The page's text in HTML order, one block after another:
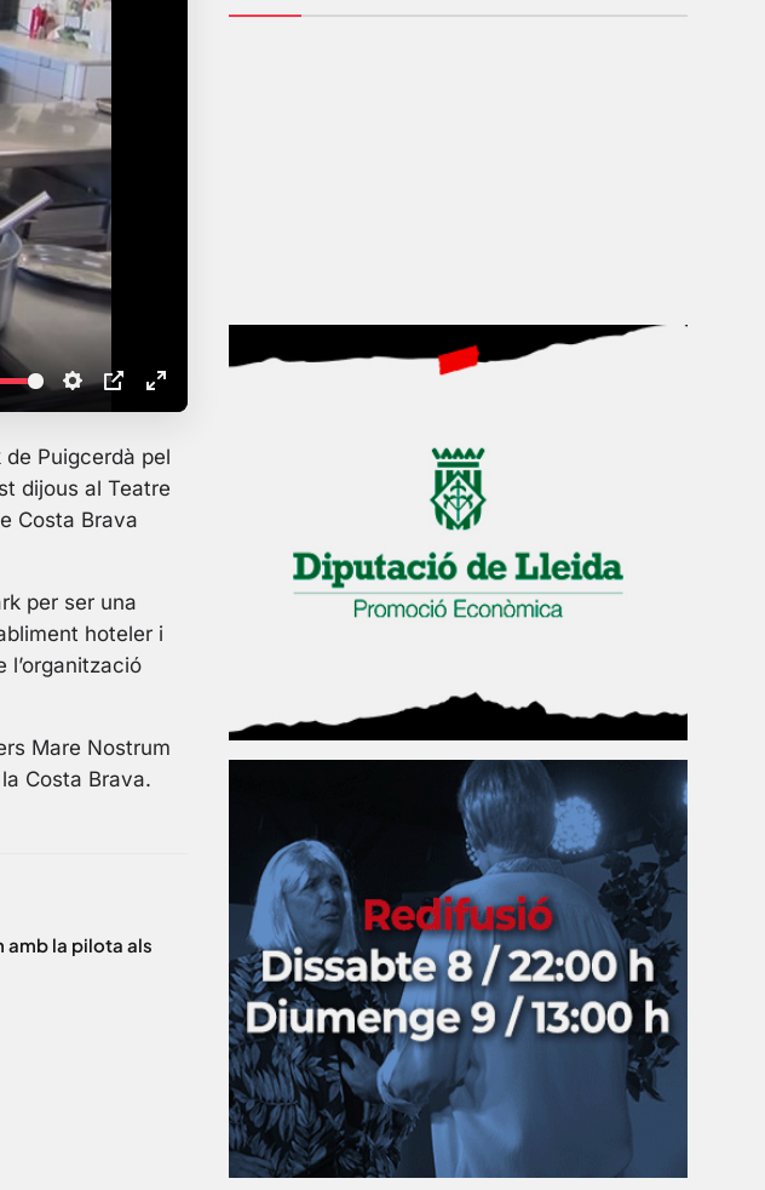
S
t
t
i
s
P
P
E
t
e
l
r
Puigcerdà pel
dijous al Teatre
Costa Brava
per ser una
hoteler i
Mare Nostrum
Costa Brava.
amb la pilota als